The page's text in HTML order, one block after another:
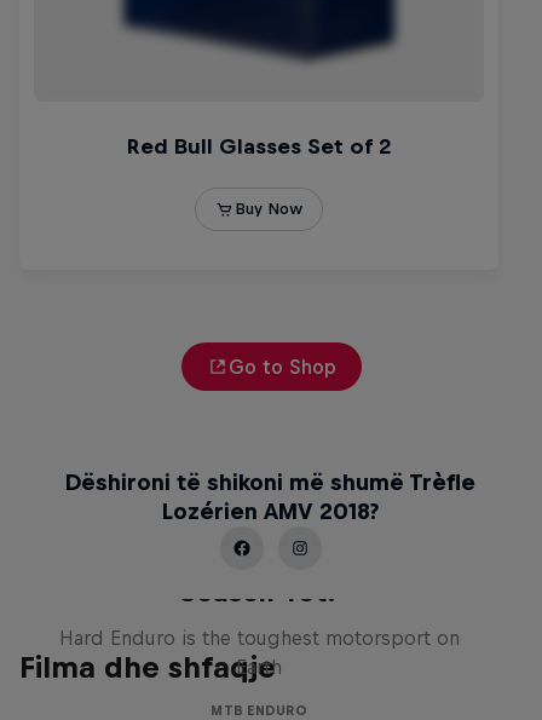
Go to Shop
Dëshironi të shikoni më shumë Trèfle
Lozérien AMV 2018?
Filma dhe shfaqje
Hard Enduro 2025: The Hardest
Season Yet?
Hard Enduro is the toughest motorsport on
Earth
MTB ENDURO